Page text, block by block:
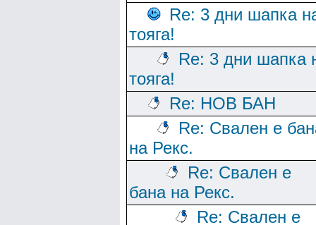
Re: 3 дни шапка
тояга!
Re: 3 дни шапка
тояга!
Re: НОВ БАН
Re: Свален е
на Рекс.
Re: Свален е
бана на Рекс.
Re: Свален е